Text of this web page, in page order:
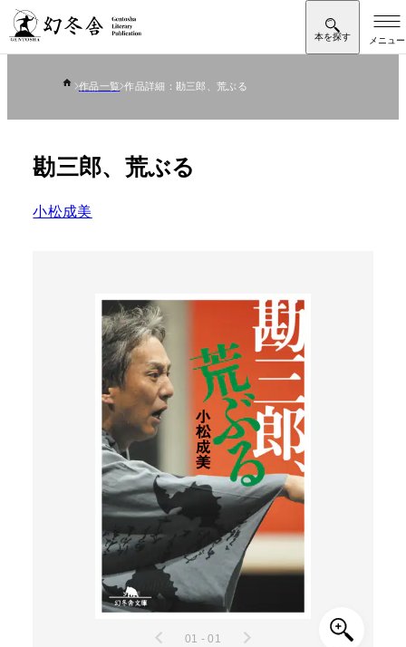
作品一覧 作品詳細：勘三郎、荒ぶる
勘三郎、荒ぶる
小松成美
01 - 01